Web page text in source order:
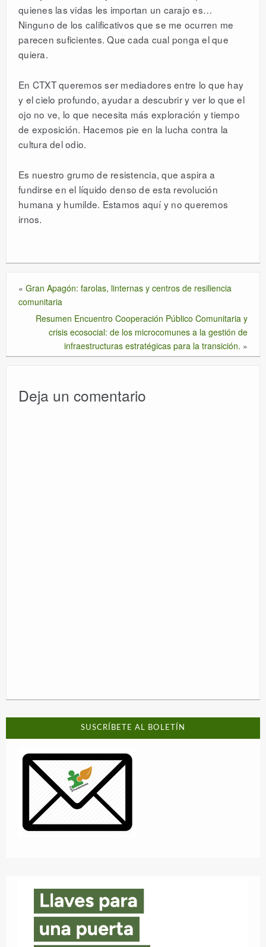
quienes las vidas les importan un carajo es…
Ninguno de los calificativos que se me ocurren me
parecen suficientes. Que cada cual ponga el que
quiera.
En CTXT queremos ser mediadores entre lo que hay
y el cielo profundo, ayudar a descubrir y ver lo que el
ojo no ve, lo que necesita más exploración y tiempo
de exposición. Hacemos pie en la lucha contra la
cultura del odio.
Es nuestro grumo de resistencia, que aspira a
fundirse en el líquido denso de esta revolución
humana y humilde. Estamos aquí y no queremos
irnos.
« Gran Apagón: farolas, linternas y centros de resiliencia
comunitaria
Resumen Encuentro Cooperación Público Comunitaria y
crisis ecosocial: de los microcomunes a la gestión de
infraestructuras estratégicas para la transición. »
Deja un comentario
SUSCRÍBETE AL BOLETÍN